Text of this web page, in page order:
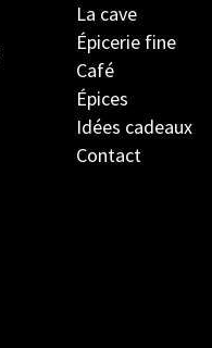
La cave
Épicerie fine
Café
Épices
Idées cadeaux
Contact